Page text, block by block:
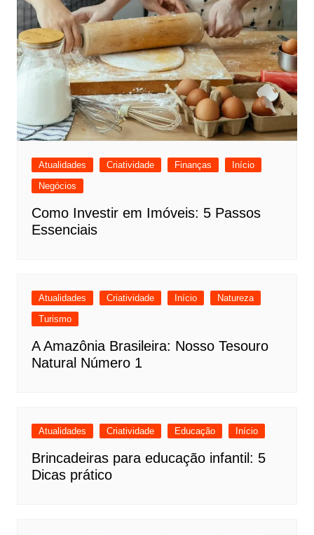
Atualidades Criatividade Finanças
Início
Negócios
Como Investir em Imóveis: 5 Passos
Essenciais
Atualidades Criatividade Início
Natureza
Turismo
A Amazônia Brasileira: Nosso Tesouro
Natural Número 1
Atualidades Criatividade Educação Início
Brincadeiras para educação infantil: 5
Dicas prático